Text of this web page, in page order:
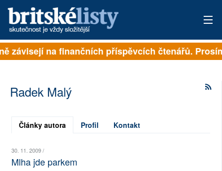
PŘIHLÁSIT
ARCHIV
ROZHOVORY
NEJČTENĚJŠÍ ZA 7 DNÍ
závisejí na finančních příspěvcích čtenářů.
Radek Malý
Články autora Profil Kontakt
30. 11. 2009 /
Mlha jde parkem